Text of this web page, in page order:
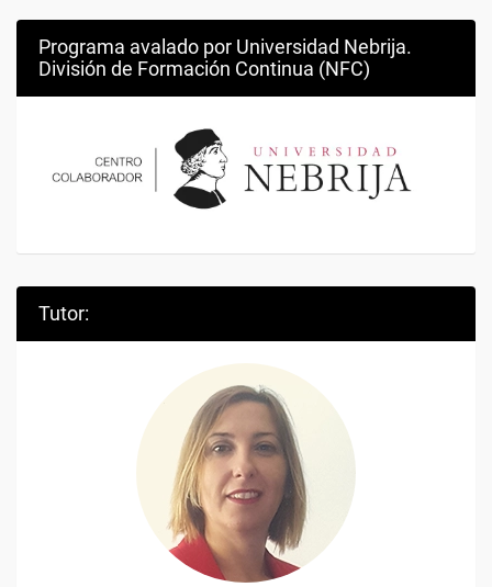
Programa avalado por Universidad Nebrija.
División de Formación Continua (NFC)
Tutor: